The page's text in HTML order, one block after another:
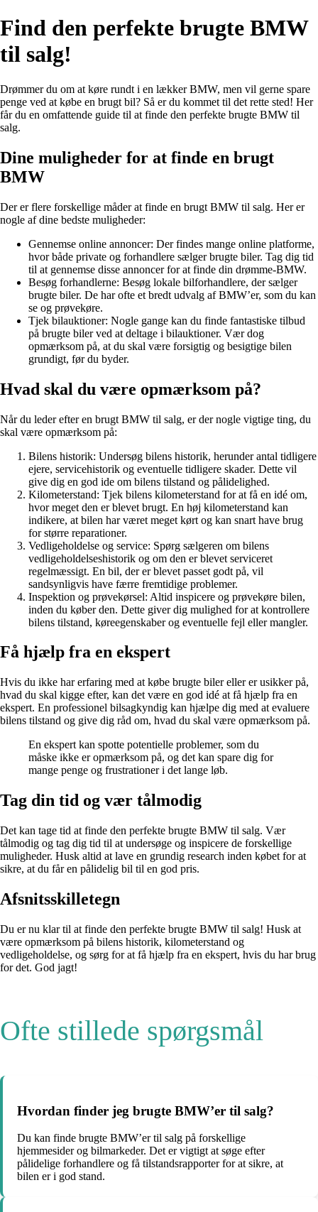
Find den perfekte brugte BMW
til salg!
Drømmer du om at køre rundt i en lækker BMW, men vil gerne spare
penge ved at købe en brugt bil? Så er du kommet til det rette sted! Her
får du en omfattende guide til at finde den perfekte brugte BMW til
salg.
Dine muligheder for at finde en brugt
BMW
Der er flere forskellige måder at finde en brugt BMW til salg. Her er
nogle af dine bedste muligheder:
Gennemse online annoncer: Der findes mange online platforme,
hvor både private og forhandlere sælger brugte biler. Tag dig tid
til at gennemse disse annoncer for at finde din drømme-BMW.
Besøg forhandlerne: Besøg lokale bilforhandlere, der sælger
brugte biler. De har ofte et bredt udvalg af BMW’er, som du kan
se og prøvekøre.
Tjek bilauktioner: Nogle gange kan du finde fantastiske tilbud
på brugte biler ved at deltage i bilauktioner. Vær dog
opmærksom på, at du skal være forsigtig og besigtige bilen
grundigt, før du byder.
Hvad skal du være opmærksom på?
Når du leder efter en brugt BMW til salg, er der nogle vigtige ting, du
skal være opmærksom på:
Bilens historik: Undersøg bilens historik, herunder antal tidligere
ejere, servicehistorik og eventuelle tidligere skader. Dette vil
give dig en god ide om bilens tilstand og pålidelighed.
Kilometerstand: Tjek bilens kilometerstand for at få en idé om,
hvor meget den er blevet brugt. En høj kilometerstand kan
indikere, at bilen har været meget kørt og kan snart have brug
for større reparationer.
Vedligeholdelse og service: Spørg sælgeren om bilens
vedligeholdelseshistorik og om den er blevet serviceret
regelmæssigt. En bil, der er blevet passet godt på, vil
sandsynligvis have færre fremtidige problemer.
Inspektion og prøvekørsel: Altid inspicere og prøvekøre bilen,
inden du køber den. Dette giver dig mulighed for at kontrollere
bilens tilstand, køreegenskaber og eventuelle fejl eller mangler.
Få hjælp fra en ekspert
Hvis du ikke har erfaring med at købe brugte biler eller er usikker på,
hvad du skal kigge efter, kan det være en god idé at få hjælp fra en
ekspert. En professionel bilsagkyndig kan hjælpe dig med at evaluere
bilens tilstand og give dig råd om, hvad du skal være opmærksom på.
En ekspert kan spotte potentielle problemer, som du
måske ikke er opmærksom på, og det kan spare dig for
mange penge og frustrationer i det lange løb.
Tag din tid og vær tålmodig
Det kan tage tid at finde den perfekte brugte BMW til salg. Vær
tålmodig og tag dig tid til at undersøge og inspicere de forskellige
muligheder. Husk altid at lave en grundig research inden købet for at
sikre, at du får en pålidelig bil til en god pris.
Afsnitsskilletegn
Du er nu klar til at finde den perfekte brugte BMW til salg! Husk at
være opmærksom på bilens historik, kilometerstand og
vedligeholdelse, og sørg for at få hjælp fra en ekspert, hvis du har brug
for det. God jagt!
Ofte stillede spørgsmål
Hvordan finder jeg brugte BMW’er til salg?
Du kan finde brugte BMW’er til salg på forskellige
hjemmesider og bilmarkeder. Det er vigtigt at søge efter
pålidelige forhandlere og få tilstandsrapporter for at sikre, at
bilen er i god stand.